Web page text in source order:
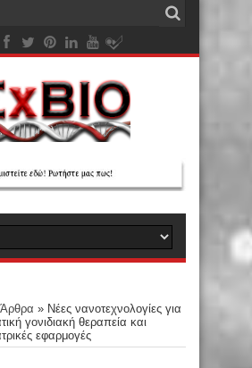
Άρθρα » Νέες νανοτεχνολογίες για
γονιδιακή θεραπεία και
εφαρμογές